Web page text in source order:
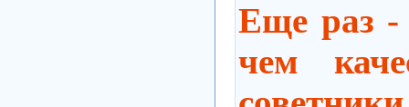
Еще раз -
чем